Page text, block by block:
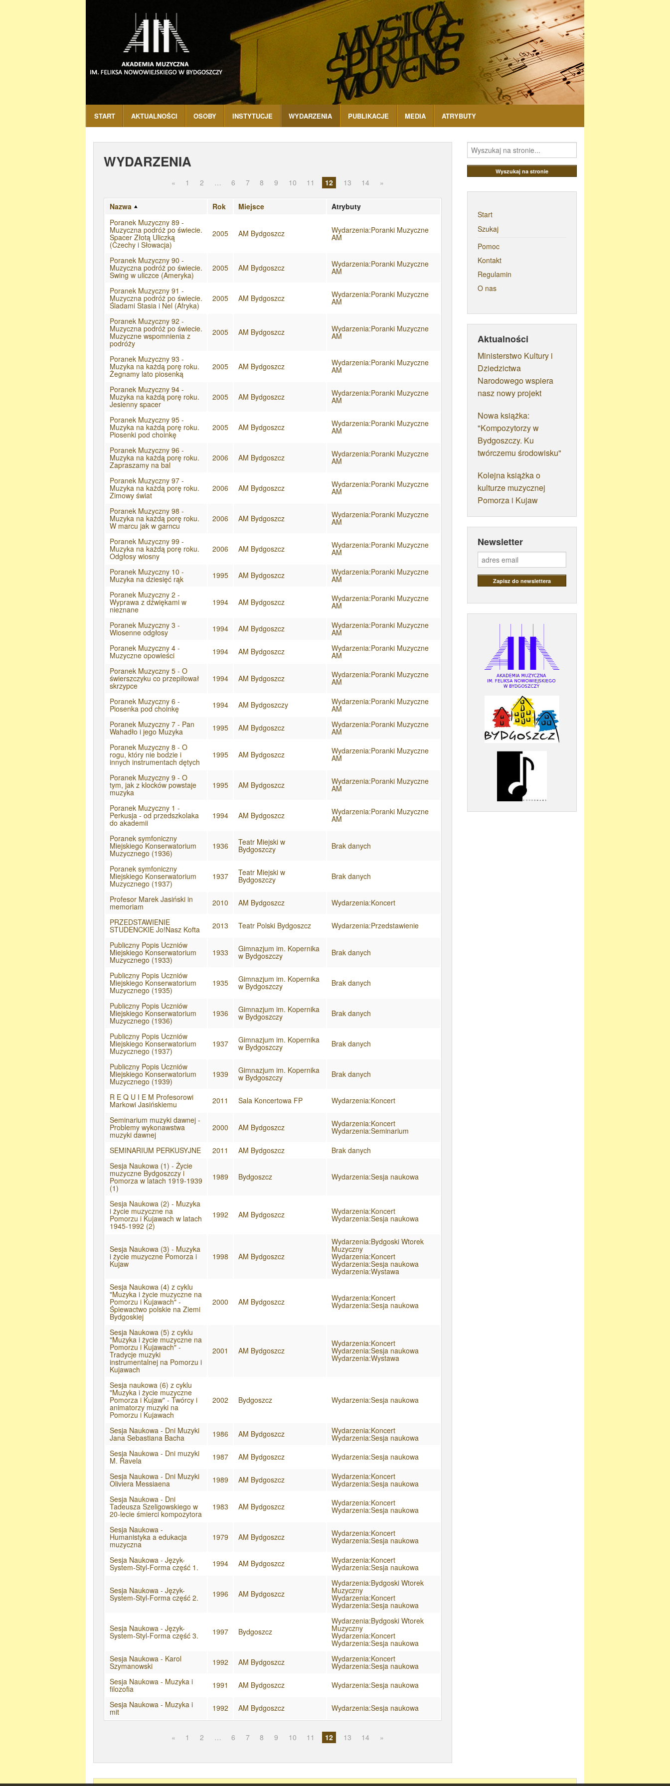
START AKTUALNOŚCI OSOBY INSTYTUCJE WYDARZENIA PUBLIKACJE MEDIA ATRYBUTY
WYDARZENIA
« 1 2 … 6 7 8 9 10 11 12 13 14 »
Nazwa Rok Miejsce
Atrybuty
Poranek Muzyczny 89 -
Muzyczna podróż po świecie.
Spacer Złotą Uliczką
(Czechy i Słowacja)
2005 AM Bydgoszcz Wydarzenia:Poranki Muzyczne
AM
Poranek Muzyczny 90 -
Muzyczna podróż po świecie.
Swing w uliczce (Ameryka)
2005 AM Bydgoszcz Wydarzenia:Poranki Muzyczne
AM
Poranek Muzyczny 91 -
Muzyczna podróż po świecie.
Śladami Stasia i Nel (Afryka)
2005 AM Bydgoszcz Wydarzenia:Poranki Muzyczne
AM
Poranek Muzyczny 92 -
Muzyczna podróż po świecie.
Muzyczne wspomnienia z
podróży
2005 AM Bydgoszcz Wydarzenia:Poranki Muzyczne
AM
Poranek Muzyczny 93 -
Muzyka na każdą porę roku.
Żegnamy lato piosenką
2005 AM Bydgoszcz Wydarzenia:Poranki Muzyczne
AM
Poranek Muzyczny 94 -
Muzyka na każdą porę roku.
Jesienny spacer
2005 AM Bydgoszcz Wydarzenia:Poranki Muzyczne
AM
Poranek Muzyczny 95 -
Muzyka na każdą porę roku.
Piosenki pod choinkę
2005 AM Bydgoszcz Wydarzenia:Poranki Muzyczne
AM
Poranek Muzyczny 96 -
Muzyka na każdą porę roku.
Zapraszamy na bal
2006 AM Bydgoszcz Wydarzenia:Poranki Muzyczne
AM
Poranek Muzyczny 97 -
Muzyka na każdą porę roku.
Zimowy świat
2006 AM Bydgoszcz Wydarzenia:Poranki Muzyczne
AM
Poranek Muzyczny 98 -
Muzyka na każdą porę roku.
W marcu jak w garncu
2006 AM Bydgoszcz Wydarzenia:Poranki Muzyczne
AM
Poranek Muzyczny 99 -
Muzyka na każdą porę roku.
Odgłosy wiosny
2006 AM Bydgoszcz Wydarzenia:Poranki Muzyczne
AM
Poranek Muzyczny 10 -
Muzyka na dziesięć rąk 1995 AM Bydgoszcz Wydarzenia:Poranki Muzyczne
AM
Poranek Muzyczny 2 -
Wyprawa z dźwiękami w
nieznane
1994 AM Bydgoszcz Wydarzenia:Poranki Muzyczne
AM
Poranek Muzyczny 3 -
Wiosenne odgłosy 1994 AM Bydgoszcz Wydarzenia:Poranki Muzyczne
AM
Poranek Muzyczny 4 -
Muzyczne opowieści 1994 AM Bydgoszcz Wydarzenia:Poranki Muzyczne
AM
Poranek Muzyczny 5 - O
świerszczyku co przepiłował
skrzypce
1994 AM Bydgoszcz Wydarzenia:Poranki Muzyczne
AM
Poranek Muzyczny 6 -
Piosenka pod choinkę 1994 AM Bydgoszczy Wydarzenia:Poranki Muzyczne
AM
Poranek Muzyczny 7 - Pan
Wahadło i jego Muzyka 1995 AM Bydgoszcz Wydarzenia:Poranki Muzyczne
AM
Poranek Muzyczny 8 - O
rogu, który nie bodzie i
innych instrumentach dętych
1995 AM Bydgoszcz Wydarzenia:Poranki Muzyczne
AM
Poranek Muzyczny 9 - O
tym, jak z klocków powstaje
muzyka
1995 AM Bydgoszcz Wydarzenia:Poranki Muzyczne
AM
Poranek Muzyczny 1 -
Perkusja - od przedszkolaka
do akademii
1994 AM Bydgoszcz Wydarzenia:Poranki Muzyczne
AM
Poranek symfoniczny
Miejskiego Konserwatorium
Muzycznego (1936)
1936 Teatr Miejski w
Bydgoszczy Brak danych
Poranek symfoniczny
Miejskiego Konserwatorium
Muzycznego (1937)
1937 Teatr Miejski w
Bydgoszczy Brak danych
Profesor Marek Jasiński in
memoriam 2010 AM Bydgoszcz
Wydarzenia:Koncert
PRZEDSTAWIENIE
STUDENCKIE Jo!Nasz Kofta 2013 Teatr Polski Bydgoszcz
Wydarzenia:Przedstawienie
Publiczny Popis Uczniów
Miejskiego Konserwatorium
Muzycznego (1933)
1933 Gimnazjum im. Kopernika
w Bydgoszczy Brak danych
Publiczny Popis Uczniów
Miejskiego Konserwatorium
Muzycznego (1935)
1935 Gimnazjum im. Kopernika
w Bydgoszczy Brak danych
Publiczny Popis Uczniów
Miejskiego Konserwatorium
Muzycznego (1936)
1936 Gimnazjum im. Kopernika
w Bydgoszczy Brak danych
Publiczny Popis Uczniów
Miejskiego Konserwatorium
Muzycznego (1937)
1937 Gimnazjum im. Kopernika
w Bydgoszczy Brak danych
Publiczny Popis Uczniów
Miejskiego Konserwatorium
Muzycznego (1939)
1939 Gimnazjum im. Kopernika
w Bydgoszczy Brak danych
R E Q U I E M Profesorowi
Markowi Jasińskiemu 2011 Sala Koncertowa FP
Wydarzenia:Koncert
Seminarium muzyki dawnej -
Problemy wykonawstwa
muzyki dawnej
2000 AM Bydgoszcz Wydarzenia:Koncert
Wydarzenia:Seminarium
SEMINARIUM PERKUSYJNE
2011 AM Bydgoszcz
Brak danych
Sesja Naukowa (1) - Życie
muzyczne Bydgoszczy i
Pomorza w latach 1919-1939
(1)
1989 Bydgoszcz Wydarzenia:Sesja naukowa
Sesja Naukowa (2) - Muzyka
i życie muzyczne na
Pomorzu i Kujawach w latach
1945-1992 (2)
1992 AM Bydgoszcz Wydarzenia:Koncert
Wydarzenia:Sesja naukowa
Sesja Naukowa (3) - Muzyka
i życie muzyczne Pomorza i
Kujaw
1998 AM Bydgoszcz
Wydarzenia:Bydgoski Wtorek
Muzyczny
Wydarzenia:Koncert
Wydarzenia:Sesja naukowa
Wydarzenia:Wystawa
Sesja Naukowa (4) z cyklu
"Muzyka i życie muzyczne na
Pomorzu i Kujawach" -
Śpiewactwo polskie na Ziemi
Bydgoskiej
2000 AM Bydgoszcz Wydarzenia:Koncert
Wydarzenia:Sesja naukowa
Sesja Naukowa (5) z cyklu
"Muzyka i życie muzyczne na
Pomorzu i Kujawach" -
Tradycje muzyki
instrumentalnej na Pomorzu i
Kujawach
2001 AM Bydgoszcz
Wydarzenia:Koncert
Wydarzenia:Sesja naukowa
Wydarzenia:Wystawa
Sesja naukowa (6) z cyklu
"Muzyka i życie muzyczne
Pomorza i Kujaw" - Twórcy i
animatorzy muzyki na
Pomorzu i Kujawach
2002 Bydgoszcz Wydarzenia:Sesja naukowa
Sesja Naukowa - Dni Muzyki
Jana Sebastiana Bacha 1986 AM Bydgoszcz Wydarzenia:Koncert
Wydarzenia:Sesja naukowa
Sesja Naukowa - Dni muzyki
M. Ravela 1987 AM Bydgoszcz
Wydarzenia:Sesja naukowa
Sesja Naukowa - Dni Muzyki
Oliviera Messiaena 1989 AM Bydgoszcz Wydarzenia:Koncert
Wydarzenia:Sesja naukowa
Sesja Naukowa - Dni
Tadeusza Szeligowskiego w
20-lecie śmierci kompozytora
1983 AM Bydgoszcz Wydarzenia:Koncert
Wydarzenia:Sesja naukowa
Sesja Naukowa -
Humanistyka a edukacja
muzyczna
1979 AM Bydgoszcz Wydarzenia:Koncert
Wydarzenia:Sesja naukowa
Sesja Naukowa - Język-
System-Styl-Forma część 1. 1994 AM Bydgoszcz Wydarzenia:Koncert
Wydarzenia:Sesja naukowa
Sesja Naukowa - Język-
System-Styl-Forma część 2. 1996 AM Bydgoszcz
Wydarzenia:Bydgoski Wtorek
Muzyczny
Wydarzenia:Koncert
Wydarzenia:Sesja naukowa
Sesja Naukowa - Język-
System-Styl-Forma część 3. 1997 Bydgoszcz
Wydarzenia:Bydgoski Wtorek
Muzyczny
Wydarzenia:Koncert
Wydarzenia:Sesja naukowa
Sesja Naukowa - Karol
Szymanowski 1992 AM Bydgoszcz Wydarzenia:Koncert
Wydarzenia:Sesja naukowa
Sesja Naukowa - Muzyka i
filozofia 1991 AM Bydgoszcz
Wydarzenia:Sesja naukowa
Sesja Naukowa - Muzyka i
mit 1992 AM Bydgoszcz Wydarzenia:Sesja naukowa
« 1 2 … 6 7 8 9 10 11 12 13 14 »
Start
Szukaj
Pomoc
Kontakt
Regulamin
O nas
Aktualności
Ministerstwo Kultury i
Dziedzictwa
Narodowego wspiera
nasz nowy projekt
Nowa książka:
"Kompozytorzy w
Bydgoszczy. Ku
twórczemu środowisku"
Kolejna książka o
kulturze muzycznej
Pomorza i Kujaw
Newsletter